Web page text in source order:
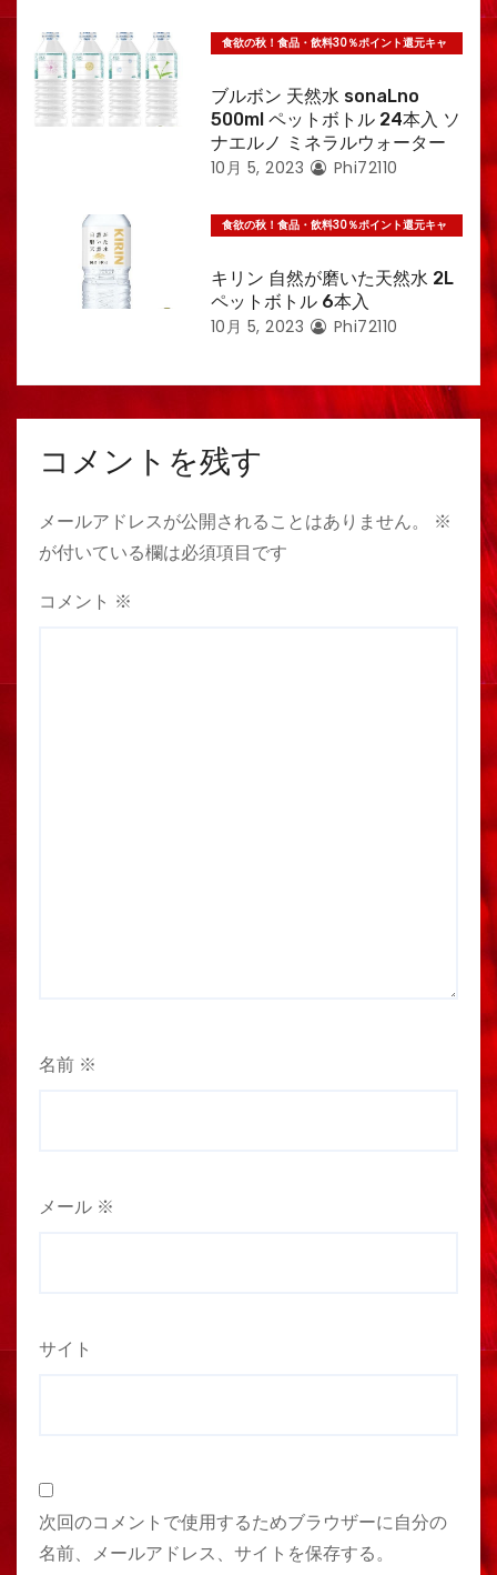
食欲の秋！食品・飲料30％ポイント還元キャ
ブルボン 天然水 sonaLno
500ml ペットボトル 24本入 ソ
ナエルノ ミネラルウォーター
10月 5, 2023 Phi72110
食欲の秋！食品・飲料30％ポイント還元キャ
キリン 自然が磨いた天然水 2L
ペットボトル 6本入
10月 5, 2023 Phi72110
コメントを残す
メールアドレスが公開されることはありません。
※
が付いている欄は必須項目です
コメント ※
名前 ※
メール ※
サイト
次回のコメントで使用するためブラウザーに自分の
名前、メールアドレス、サイトを保存する。